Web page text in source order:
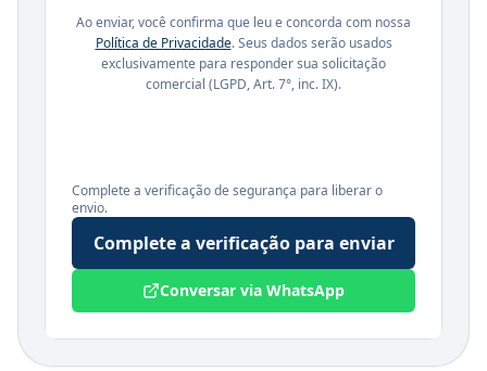
Ao enviar, você confirma que leu e concorda com nossa
Política de Privacidade. Seus dados serão usados
exclusivamente para responder sua solicitação
comercial (LGPD, Art. 7°, inc. IX).
Complete a verificação de segurança para liberar o
envio.
Complete a verificação para enviar
Conversar via WhatsApp